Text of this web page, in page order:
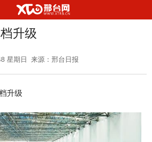
升级
星期日 来源：邢台日报
升级